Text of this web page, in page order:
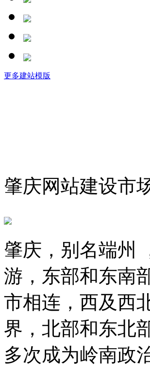
更多建站模版
肇庆网站建设市
肇庆，别名端州
游，东部和东南
市相连，西及西
界，北部和东北
多次成为岭南政